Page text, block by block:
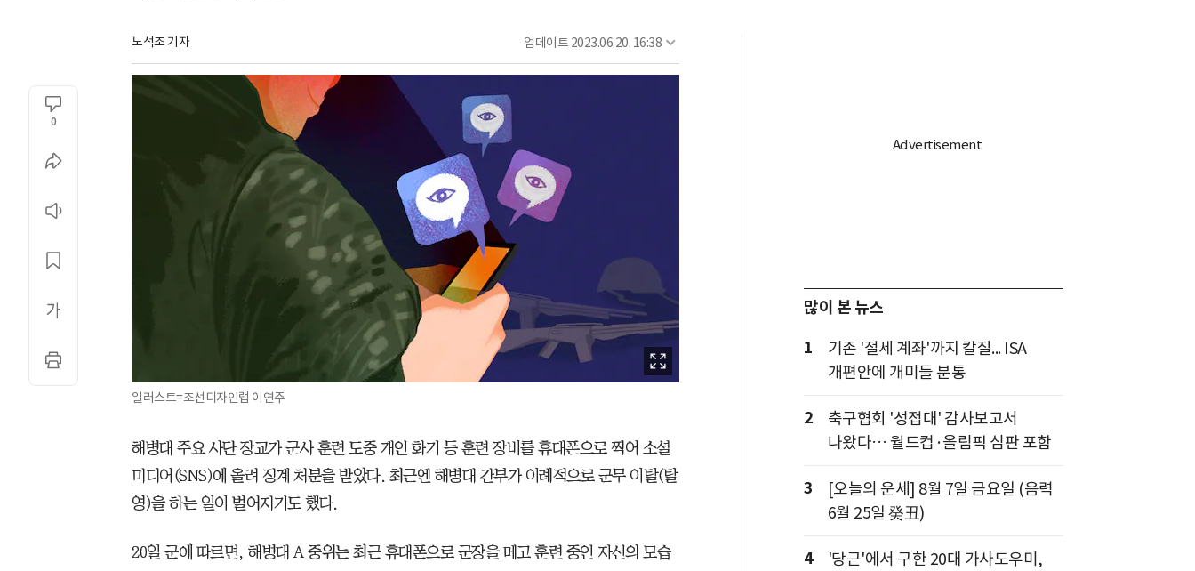
노석조 기자 업데이트 2023.06.20. 16:38
0
일러스트=조선디자인랩 이연주
해병대 주요 사단 장교가 군사 훈련 도중 개인 화기 등 훈련 장비를 휴대폰으로 찍어 소셜
미디어(SNS)에 올려 징계 처분을 받았다. 최근엔 해병대 간부가 이례적으로 군무 이탈(탈
영)을 하는 일이 벌어지기도 했다.
20일 군에 따르면, 해병대 A 중위는 최근 휴대폰으로 군장을 메고 훈련 중인 자신의 모습
많이 본 뉴스
1
기존 '절세 계좌'까지 칼질... ISA
개편안에 개미들 분통
2
축구협회 '성접대' 감사보고서
나왔다… 월드컵·올림픽 심판 포함
3
[오늘의 운세] 8월 7일 금요일 (음력
6월 25일 癸丑)
4
'당근'에서 구한 20대 가사도우미,